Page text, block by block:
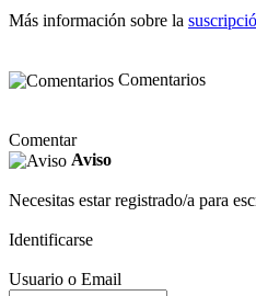
Más información sobre la
Comentarios
Comentar
Aviso
Necesitas estar registrado/a para
Identificarse
Usuario o Email